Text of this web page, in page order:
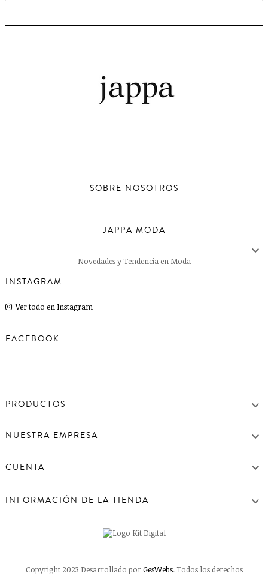
SOBRE NOSOTROS
JAPPA MODA

Novedades y Tendencia en Moda
INSTAGRAM
Ver todo en Instagram
FACEBOOK
PRODUCTOS 
NUESTRA EMPRESA 
CUENTA 
INFORMACIÓN DE LA TIENDA 
Copyright 2023 Desarrollado porGesWebs. Todos los derechos